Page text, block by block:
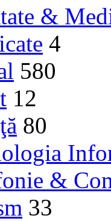
&
4
580
12
80
&
33